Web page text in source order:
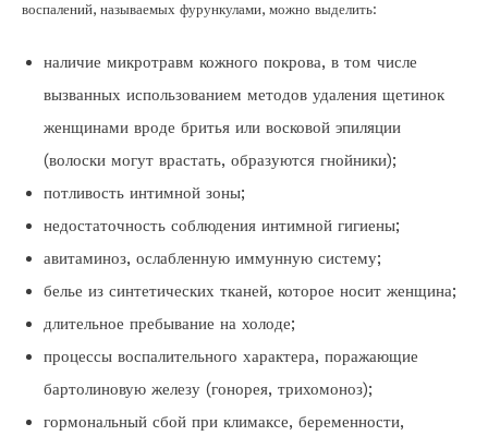
воспалений, называемых фурункулами, можно выделить:
наличие микротравм кожного покрова, в том числе
вызванных использованием методов удаления щетинок
женщинами вроде бритья или восковой эпиляции
(волоски могут врастать, образуются гнойники);
потливость интимной зоны;
недостаточность соблюдения интимной гигиены;
авитаминоз, ослабленную иммунную систему;
белье из синтетических тканей, которое носит женщина;
длительное пребывание на холоде;
процессы воспалительного характера, поражающие
бартолиновую железу (гонорея, трихомоноз);
гормональный сбой при климаксе, беременности,